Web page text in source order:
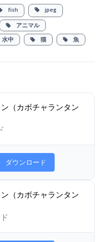
fish jpeg
アニマル
水中 猫 魚
（カボチャランタン
ダウンロード
（カボチャランタン